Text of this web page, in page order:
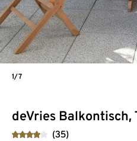
deVries Balkontisch,
(35)
1/7